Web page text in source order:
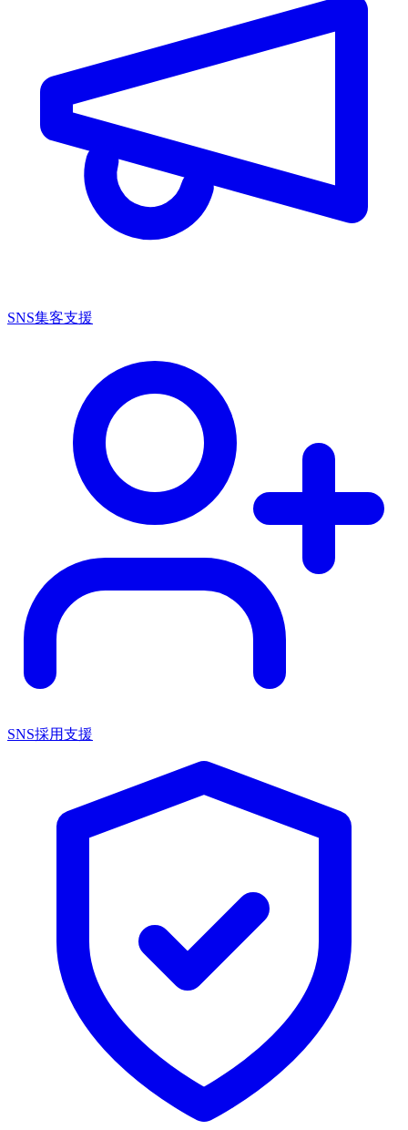
SNS集客支援
SNS採用支援